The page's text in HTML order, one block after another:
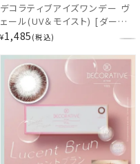
デコラティブアイズワンデー ヴ
ェール(UV＆モイスト) [ダーク
ミスト][10枚入] SE48712
¥1,485 税込